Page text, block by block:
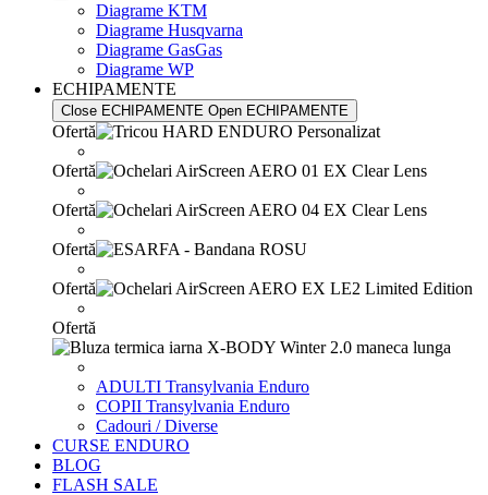
Diagrame KTM
Diagrame Husqvarna
Diagrame GasGas
Diagrame WP
ECHIPAMENTE
Close ECHIPAMENTE Open ECHIPAMENTE
Ofertă
Ofertă
Ofertă
Ofertă
Ofertă
Ofertă
ADULTI Transylvania Enduro
COPII Transylvania Enduro
Cadouri / Diverse
CURSE ENDURO
BLOG
FLASH SALE